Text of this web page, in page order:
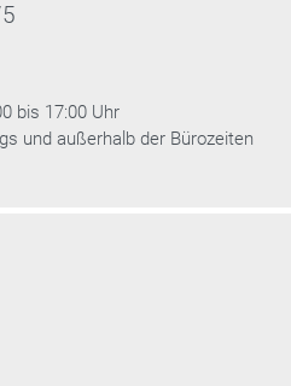
bis 17:00 Uhr
und außerhalb der Bürozeiten